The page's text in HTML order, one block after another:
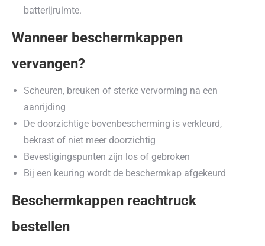
batterijruimte.
Wanneer beschermkappen
vervangen?
Scheuren, breuken of sterke vervorming na een
aanrijding
De doorzichtige bovenbescherming is verkleurd,
bekrast of niet meer doorzichtig
Bevestigingspunten zijn los of gebroken
Bij een keuring wordt de beschermkap afgekeurd
Beschermkappen reachtruck
bestellen